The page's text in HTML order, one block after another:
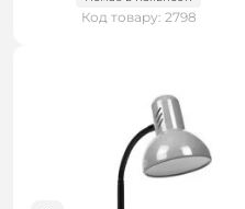
Код товару: 2798